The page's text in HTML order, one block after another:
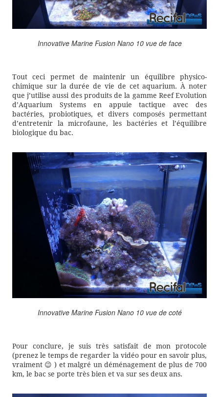
Innovative Marine Fusion Nano 10 vue de face
Tout ceci permet de maintenir un équilibre physico-
chimique sur la durée de vie de cet aquarium. À noter
que j’utilise aussi des produits de la gamme Reef Evolution
d’Aquarium Systems en appuie tactique avec des
bactéries, probiotiques, et divers composés permettant
d’entretenir la microfaune, les bactéries et l’équilibre
biologique du bac.
Innovative Marine Fusion Nano 10 vue de coté
Pour conclure, je suis très satisfait de mon protocole
(prenez le temps de regarder la vidéo pour en savoir plus,
vraiment 😉 ) et malgré un déménagement de plus de 700
km, le bac se porte très bien et va sur ses deux ans.